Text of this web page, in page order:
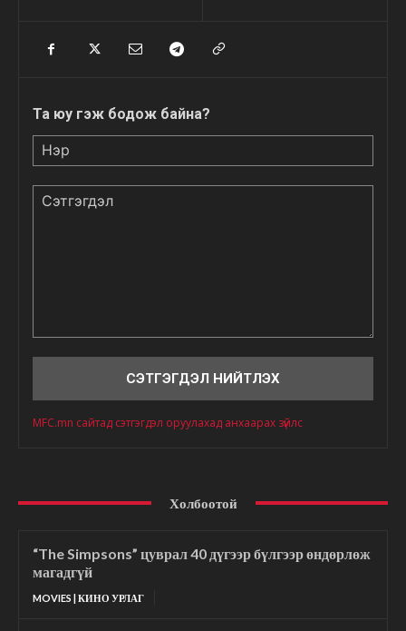
Та юу гэж бодож байна?
MFC.mn сайтад сэтгэгдэл оруулахад анхаарах зүйлс
Холбоотой
“The Simpsons” цуврал 40 дүгээр бүлгээр өндөрлөж
магадгүй
MOVIES | КИНО УРЛАГ